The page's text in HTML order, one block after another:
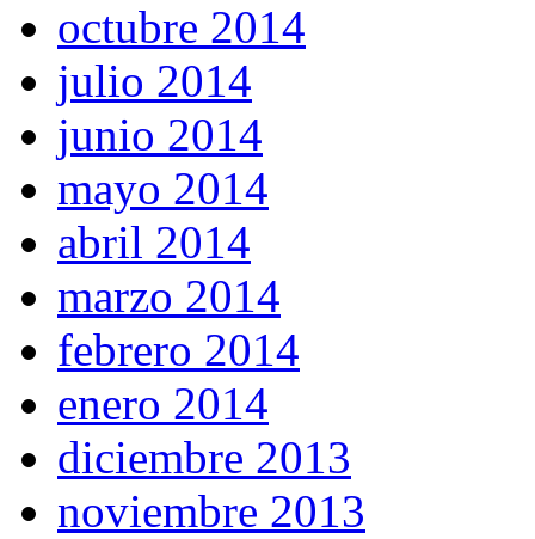
octubre 2014
julio 2014
junio 2014
mayo 2014
abril 2014
marzo 2014
febrero 2014
enero 2014
diciembre 2013
noviembre 2013